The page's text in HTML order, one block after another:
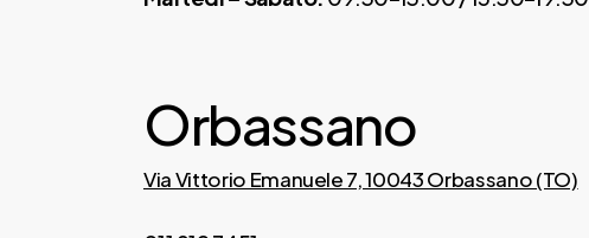
Orbassano
Via Vittorio Emanuele 7, 10043 Orbassano (TO)